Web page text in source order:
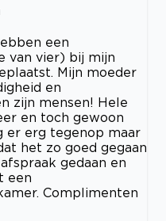
een
van vier) bij mijn
Mijn moeder
en
zijn mensen! Hele
en toch gewoon
er erg tegenop maar
het zo goed gegaan
gedaan en
een
Complimenten